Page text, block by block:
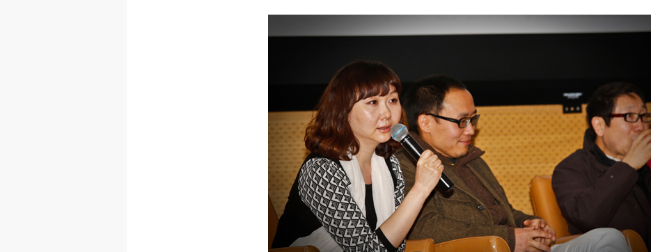
安全保险。活动中一旦出现事故，活动中任何非事故当事人及美术馆将不承
动的组织实施救援工作，但对事故本身不承担任何法律责任和经济责任。参
加本次活动者的人身安全不负有民事及相关连带责任。
第五条
参加活动者在此次活动期间应主动遵守美术馆活动秩序、维护美术馆场地及
展示、展览、馆藏艺术作品及衍生品的安全。活动中一旦因个人原因造成美
术馆场地、空间、艺术品、衍生品等受到不同程度的损失、破坏。活动中任
何非事故当事人及美术馆将不承担相应的责任与损失，应由参与活动者根据
相应的法律条文、组织规定进行协商和赔偿。并追究相应的法律责任和经济
责任。
安全保险。活动中一旦出现事故，活动中任何非事故当事人及美术馆将不承
动的组织实施救援工作，但对事故本身不承担任何法律责任和经济责任。参
加本次活动者的人身安全不负有民事及相关连带责任。
第五条
参加活动者在此次活动期间应主动遵守美术馆活动秩序、维护美术馆场地及
展示、展览、馆藏艺术作品及衍生品的安全。活动中一旦因个人原因造成美
术馆场地、空间、艺术品、衍生品等受到不同程度的损失、破坏。活动中任
何非事故当事人及美术馆将不承担相应的责任与损失，应由参与活动者根据
相应的法律条文、组织规定进行协商和赔偿。并追究相应的法律责任和经济
责任。
安全保险。活动中一旦出现事故，活动中任何非事故当事人及美术馆将不承
动的组织实施救援工作，但对事故本身不承担任何法律责任和经济责任。参
加本次活动者的人身安全不负有民事及相关连带责任。
第五条
参加活动者在此次活动期间应主动遵守美术馆活动秩序、维护美术馆场地及
展示、展览、馆藏艺术作品及衍生品的安全。活动中一旦因个人原因造成美
术馆场地、空间、艺术品、衍生品等受到不同程度的损失、破坏。活动中任
何非事故当事人及美术馆将不承担相应的责任与损失，应由参与活动者根据
相应的法律条文、组织规定进行协商和赔偿。并追究相应的法律责任和经济
责任。